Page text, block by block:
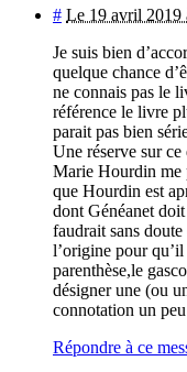
# Le 19 avril 2019
Je suis bien
quelque chance
ne connais pas le
référence le livre
parait pas bien
Une réserve sur
Marie Hourdin me
que Hourdin est
dont Généanet
faudrait sans
l’origine pour
parenthèse,le
désigner une (ou
connotation un
Répondre à ce